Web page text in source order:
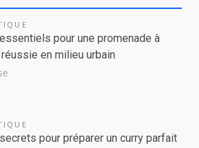
pour une promenade à
en milieu urbain
pour préparer un curry parfait